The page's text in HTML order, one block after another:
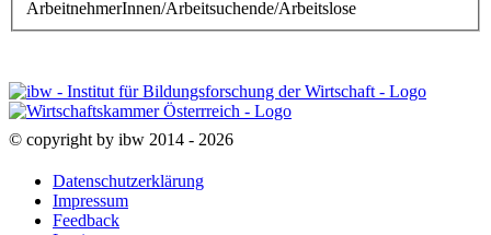
ArbeitnehmerInnen/Arbeitsuchende/Arbeitslose
© copyright by ibw 2014 - 2026
Datenschutzerklärung
Impressum
Feedback